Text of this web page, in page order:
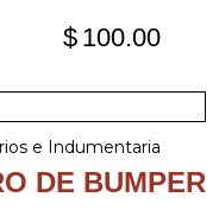
$ 100.00
e Indumentaria
DE BUMPER